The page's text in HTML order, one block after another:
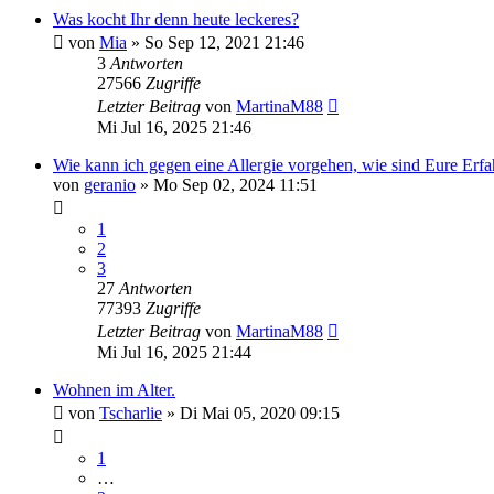
Was kocht Ihr denn heute leckeres?
von Mia » So Sep 12, 2021 21:46
3 Antworten
27566 Zugriffe
Letzter Beitrag von MartinaM88
Mi Jul 16, 2025 21:46
Wie kann ich gegen eine Allergie vorgehen, wie sind Eure
von geranio » Mo Sep 02, 2024 11:51
1
2
3
27 Antworten
77393 Zugriffe
Letzter Beitrag von MartinaM88
Mi Jul 16, 2025 21:44
Wohnen im Alter.
von Tscharlie » Di Mai 05, 2020 09:15
1
…